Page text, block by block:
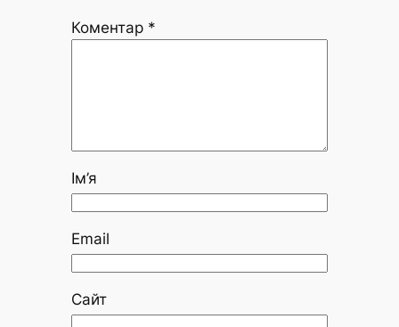
Коментар *
Ім’я
Email
Сайт